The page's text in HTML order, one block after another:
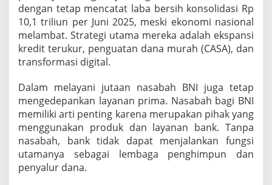
dengan tetap mencatat laba bersih konsolidasi Rp
10,1 triliun per Juni 2025, meski ekonomi nasional
melambat. Strategi utama mereka adalah ekspansi
kredit terukur, penguatan dana murah (CASA), dan
transformasi digital.
Dalam melayani jutaan nasabah BNI juga tetap
mengedepankan layanan prima. Nasabah bagi BNI
memiliki arti penting karena merupakan pihak yang
menggunakan produk dan layanan bank. Tanpa
nasabah, bank tidak dapat menjalankan fungsi
utamanya sebagai lembaga penghimpun dan
penyalur dana.